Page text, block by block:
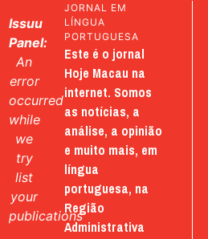
Issuu
Panel:
An
error
occurred
while
we
try
list
your
publications
JORNAL EM
LÍNGUA
PORTUGUESA
Este é o jornal
Hoje Macau na
internet. Somos
as notícias, a
análise, a opinião
e muito mais, em
língua
portuguesa, na
Região
Administrativa